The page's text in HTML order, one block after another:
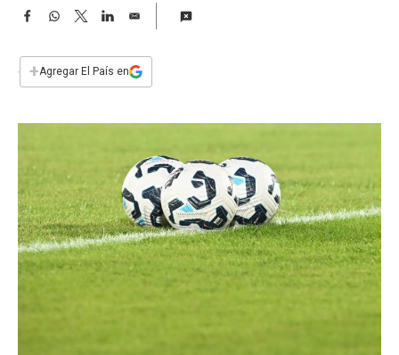
F
e
b
W
s
T
w
t
L
E
i
l
+Agregar El País en